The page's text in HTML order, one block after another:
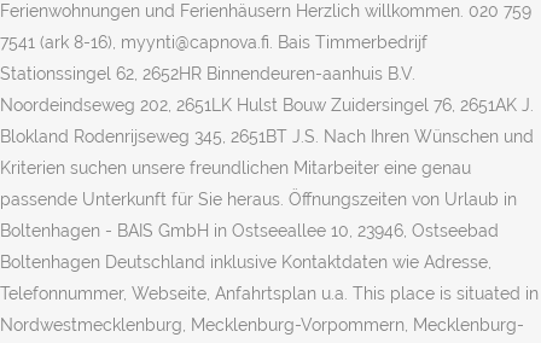
Ferienwohnungen und Ferienhäusern Herzlich willkommen. 020 759
7541 (ark 8-16), myynti@capnova.fi. Bais Timmerbedrijf
Stationssingel 62, 2652HR Binnendeuren-aanhuis B.V.
Noordeindseweg 202, 2651LK Hulst Bouw Zuidersingel 76, 2651AK J.
Blokland Rodenrijseweg 345, 2651BT J.S. Nach Ihren Wünschen und
Kriterien suchen unsere freundlichen Mitarbeiter eine genau
passende Unterkunft für Sie heraus. Öffnungszeiten von Urlaub in
Boltenhagen - BAIS GmbH in Ostseeallee 10, 23946, Ostseebad
Boltenhagen Deutschland inklusive Kontaktdaten wie Adresse,
Telefonnummer, Webseite, Anfahrtsplan u.a. This place is situated in
Nordwestmecklenburg, Mecklenburg-Vorpommern, Mecklenburg-